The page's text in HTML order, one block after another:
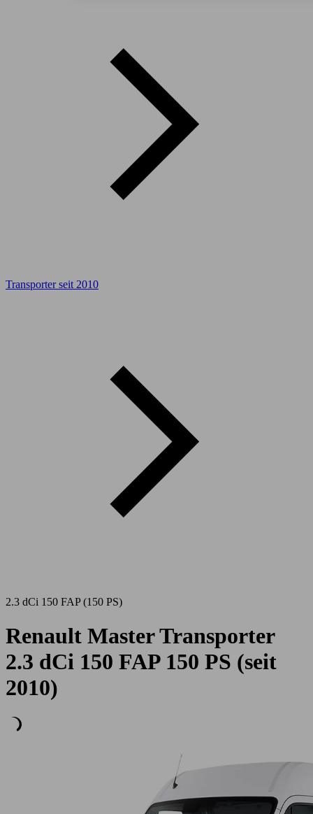
Transporter seit 2010
2.3 dCi 150 FAP (150 PS)
Renault Master Transporter
2.3 dCi 150 FAP 150 PS (seit
2010)